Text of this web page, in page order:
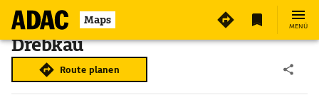
Maps MENÜ
Drebkau
Route planen